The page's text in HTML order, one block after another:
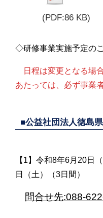
(PDF:86 KB)
◇研修事業実施予定の
日程は変更となる場
あたっては、必ず事業
■公益社団法人徳島
【1】令和8年6月20日
日（土）（3日間）
問合せ先:088-